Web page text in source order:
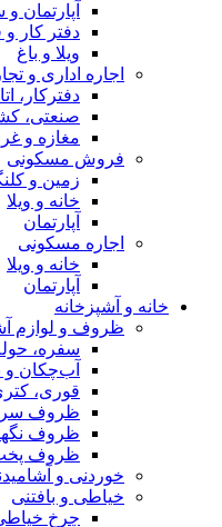
آپارتمان
دفتر کار
ویلا و باغ
اجاره اداری و
دفترکار،
صنعتی،
مغازه و
فروش مسکونی
زمین و
خانه و ویلا
آپارتمان
اجاره مسکونی
خانه و ویلا
آپارتمان
خانه و آشپزخانه
ظروف و لوازم
سفره،
آب‌چکان
قوری،
ظروف سرو
ظروف
ظروف
خوردنی و
خیاطی و بافتنی
چرخ